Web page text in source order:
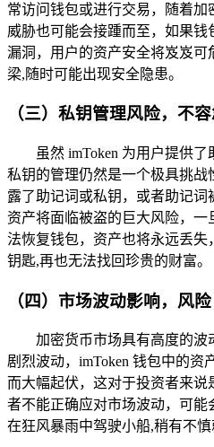
常访问钱包或进行交易，随着
威胁也可能会接踵而至，如果
漏洞，用户的资产安全将岌岌
梁,随时可能出现安全隐患。
（三）私钥管理风险，不
虽然 imToken 为用户提供
私钥的管理仍然是一个极具挑
露了助记词或私钥，或者助记
资产将面临被盗的巨大风险，
法恢复钱包，资产也将永远丢
钥匙,再也无法找回珍贵的财富。
（四）市场波动影响，风
加密货币市场具有高度的
剧烈波动，imToken 钱包中的资
而大幅起伏，这对于投资者来
者不能正确应对市场波动，可
在狂风暴雨中驾驶小船,稍有不慎